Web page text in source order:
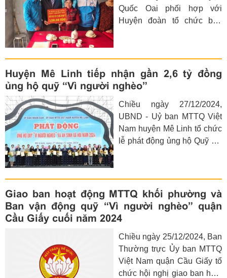
khăn và trẻ em có hoàn cảnh
đặc biệt.
Quốc Oai phối hợp với
Huyện đoàn tổ chức bàn
khó khăn tại gia đình anh
Nguyễn Xuân Hưng thôn
Phú Mỹ xã Ngọc Mỹ.
Huyện Mê Linh tiếp nhận gần 2,6 tỷ đồng
ủng hộ quỹ “Vì người nghèo”
Chiều ngày 27/12/2024,
UBND - Uỷ ban MTTQ Việt
Nam huyện Mê Linh tổ chức
lễ phát động ủng hộ Quỹ "Vì
Giao ban hoạt động MTTQ khối phường và
Ban vận động quỹ “Vì người nghèo” quận
Cầu Giấy cuối năm 2024
Chiều ngày 25/12/2024, Ban
Thường trực Ủy ban MTTQ
Việt Nam quận Cầu Giấy tổ
chức hội nghị giao ban hoạt